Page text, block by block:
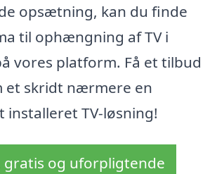
opsætning, kan du finde
til ophængning af TV i
vores platform. Få et tilbud
et skridt nærmere en
installeret TV-løsning!
gratis og uforpligtende